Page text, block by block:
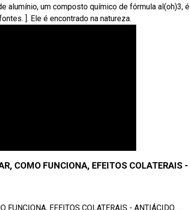
alumínio, um composto químico de fórmula al(oh)3, é
]. Ele é encontrado na natureza.
COMO FUNCIONA, EFEITOS COLATERAIS -
FUNCIONA, EFEITOS COLATERAIS - ANTIÁCIDO ...